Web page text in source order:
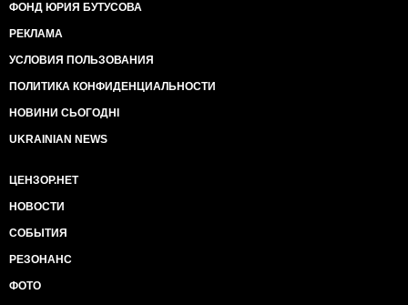
ФОНД ЮРИЯ БУТУСОВА
РЕКЛАМА
УСЛОВИЯ ПОЛЬЗОВАНИЯ
ПОЛИТИКА КОНФИДЕНЦИАЛЬНОСТИ
НОВИНИ СЬОГОДНІ
UKRAINIAN NEWS
ЦЕНЗОР.НЕТ
НОВОСТИ
СОБЫТИЯ
РЕЗОНАНС
ФОТО